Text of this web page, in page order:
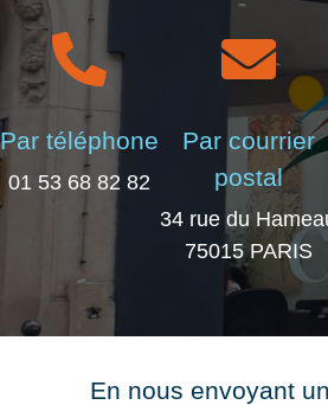
Par téléphone
01 53 68 82 82
Par courrier
postal
34 rue du
75015 PARIS
En nous envoyant